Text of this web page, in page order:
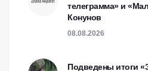
телеграмма» и
Конунов
08.08.2026
Подведены итоги